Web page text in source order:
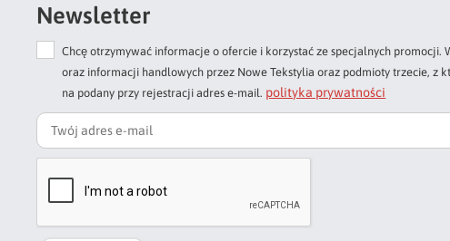
Newsletter
Chcę otrzymywać informacje o ofercie i korzystać ze specjalnych
oraz informacji handlowych przez Nowe Tekstylia oraz podmioty trzecie, z
na podany przy rejestracji adres e-mail. polityka prywatności